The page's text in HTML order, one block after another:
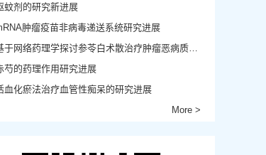
蚊剂的研究新进展
肿瘤疫苗非病毒递送系统研究进展
于网络药理学探讨参苓白术散治疗肿瘤恶病质的作用机制
芍的药理作用研究进展
血化瘀法治疗血管性痴呆的研究进展
More >